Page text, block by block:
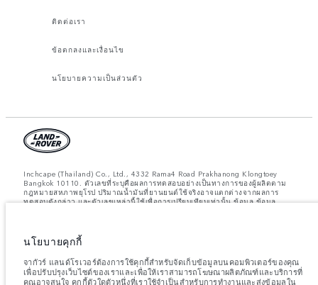
ติดต่อเรา
ข้อตกลงและเงื่อนไข
นโยบายความเป็นส่วนตัว
Inchcape (Thailand) Co., Ltd., 4332 Rama4 Road Prakhanong Klongtoey
Bangkok 10110. ตัวเลขที่ระบุคือผลการทดสอบอย่างเป็นทางการของผู้ผลิตตาม
กฎหมายสหภาพยุโรป ปริมาณน้ำมันที่ยานยนต์ใช้จริงอาจแตกต่างจากผลการ
ทดสอบดังกล่าว และตัวเลขเหล่านี้ใช้เพื่อการเปรียบเทียบเท่านั้น ข้อมูล ข้อมูล
หมายเหตุสำคัญเกี่ยวกับภาพและข้อมูล:
โลกกำลังส่งผลกระทบต่อข้อกำหนดเฉพาะของการผลิตรถยนต์ ความพร้อมของตัว
เลือก และกำหนดเวลาในการประกอบรถยนต์ ซึ่งเป็นสถานการณ์ที่มีการ
เปลี่ยนแปลง และด้วยเหตุนี้ภาพที่ใช้ภายในเว็บไซต์ในปัจจุบันจึงอาจไม่สะท้อนถึง
นโยบายคุกกี้
จากัวร์ แลนด์โรเวอร์ต้องการใช้คุกกี้สำหรับจัดเก็บข้อมูลบนคอมพิวเตอร์ของคุณ
เพื่อปรับปรุงเว็บไซต์ของเราและเพื่อให้เราสามารถโฆษณาผลิตภัณฑ์และบริการที่
คุณอาจสนใจ คุกกี้ตัวใดตัวหนึ่งที่เราใช้จำเป็นสำหรับการทำงานและส่งข้อมูลใน